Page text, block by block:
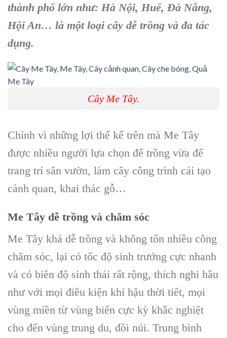
thành phố lớn như: Hà Nội, Huế, Đà Nẵng,
Hội An… là một loại cây dễ trồng và đa tác
dụng.
Cây Me Tây.
Chính vì những lợi thế kể trên mà Me Tây
được nhiều người lựa chọn để trồng vừa để
trang trí sân vườn, làm cây công trình cải tạo
cảnh quan, khai thác gỗ…
Me Tây dễ trồng và chăm sóc
Me Tây khá dễ trồng và không tốn nhiều công
chăm sóc, lại có tốc độ sinh trưởng cực nhanh
và có biên độ sinh thái rất rộng, thích nghi hầu
như với mọi điều kiện khí hậu thời tiết, mọi
vùng miền từ vùng biển cực kỳ khắc nghiệt
cho đến vùng trung du, đồi núi. Trung bình